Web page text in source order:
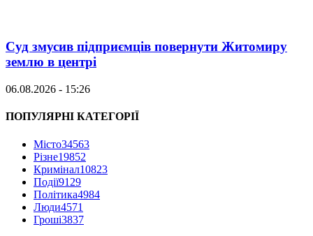
Суд змусив підприємців повернути Житомиру
землю в центрі
06.08.2026 - 15:26
ПОПУЛЯРНІ КАТЕГОРІЇ
Місто34563
Різне19852
Кримінал10823
Події9129
Політика4984
Люди4571
Гроші3837